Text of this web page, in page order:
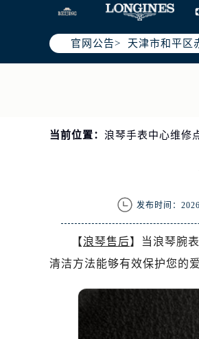
官网公告>
北京市东城区
北京市朝阳
天津市和平区
上海市徐汇区
南京市秦淮
徐州市鼓楼区
盐城市盐都
泰州市海陵区
杭州市上城区
金华市金东
嘉兴市南湖区
南昌市红谷
济南市历下
当前位置： 浪琴手表中心维修
发布时间：
【浪琴售后】当浪琴腕
清洁方法能够有效保护您的